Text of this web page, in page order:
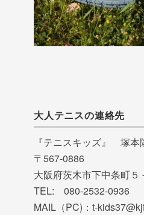
大人テニスの連絡先
『テニスキッズ』 塚本
〒567-0886
大阪府茨木市下中条町５
TEL: 080-2532-0936
MAIL（PC)：t-